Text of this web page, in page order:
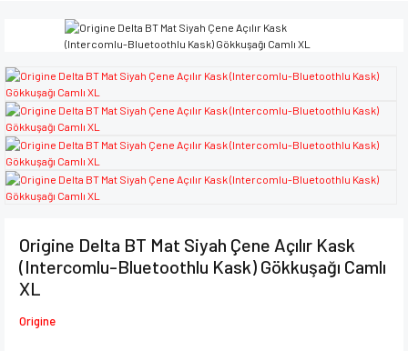
Origine Delta BT Mat Siyah Çene Açılır Kask
(Intercomlu-Bluetoothlu Kask) Gökkuşağı Camlı
XL
Origine